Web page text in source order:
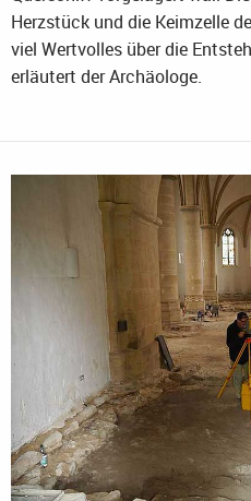
Herzstück und die Keimzelle
viel Wertvolles über die
erläutert der Archäologe.